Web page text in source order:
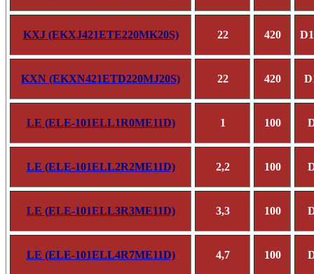
KXJ (EKXJ421ETE220MK20S) 22 420
KXN (EKXN421ETD220MJ20S) 22 420
LE (ELE-101ELL1R0ME11D) 1 100
LE (ELE-101ELL2R2ME11D) 2,2 100
LE (ELE-101ELL3R3ME11D) 3,3 100
LE (ELE-101ELL4R7ME11D) 4,7 100